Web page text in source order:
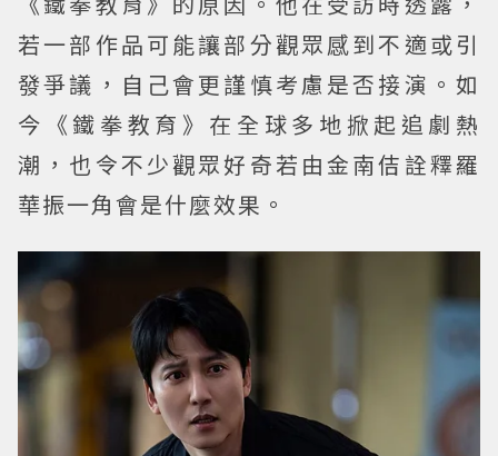
若一部作品可能讓部分觀眾感到不適或引
發爭議，自己會更謹慎考慮是否接演。如
今《鐵拳教育》在全球多地掀起追劇熱
潮，也令不少觀眾好奇若由金南佶詮釋羅
華振一角會是什麼效果。